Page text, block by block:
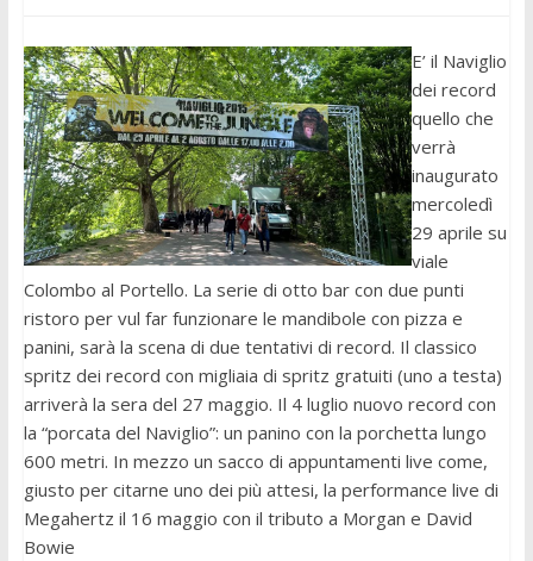
E’ il Naviglio
dei record
quello che
verrà
inaugurato
mercoledì
29 aprile su
viale
Colombo al Portello. La serie di otto bar con due punti
ristoro per vul far funzionare le mandibole con pizza e
panini, sarà la scena di due tentativi di record. Il classico
spritz dei record con migliaia di spritz gratuiti (uno a testa)
arriverà la sera del 27 maggio. Il 4 luglio nuovo record con
la “porcata del Naviglio”: un panino con la porchetta lungo
600 metri. In mezzo un sacco di appuntamenti live come,
giusto per citarne uno dei più attesi, la performance live di
Megahertz il 16 maggio con il tributo a Morgan e David
Bowie